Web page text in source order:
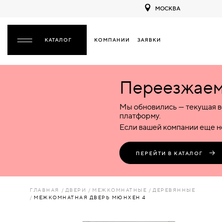
МОСКВА
КОМПАНИИ ЗАЯВКИ
НАЗАД
ПЛАСТИКОВЫЕ
КОМБИНИРОВАННЫЕ
ЛЮКИ
Межкомнатные
Деревянные
Пластиковые
Комбинированные
Входные
Металлические
Пластиковые
Стеклянные
Комбинированные
Специализированные
Металлические
Пластиковые
Стеклянные
Комбинированные
Мы обновились — текущая
платформу.
Если вашей компании еще
ПЕРЕЙТИ В КАТАЛОГ
ГЛАВНАЯ ДВЕРИ МЕЖКОМНАТНЫЕ
ДЕРЕВЯННЫЕ
МЕЖКОМНАТНАЯ ДВЕРЬ МЮНХЕН 4